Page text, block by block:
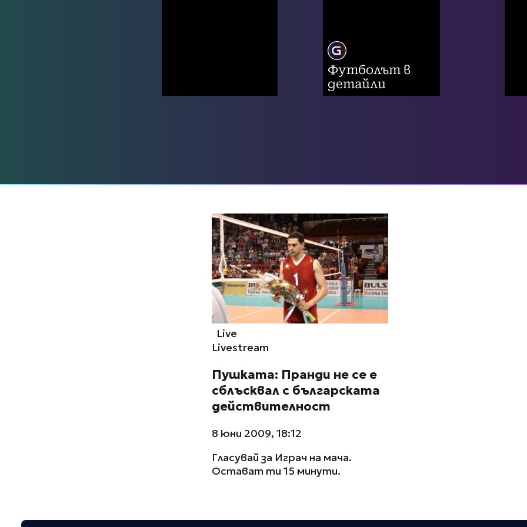
Футболът в
детайли
Live
Livestream
Пушката: Пранди не се е
сблъсквал с българската
действителност
8 юни 2009, 18:12
Гласувай за Играч на мача.
Остават ти 15 минути.